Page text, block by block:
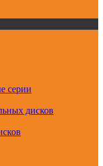
серии
дисков